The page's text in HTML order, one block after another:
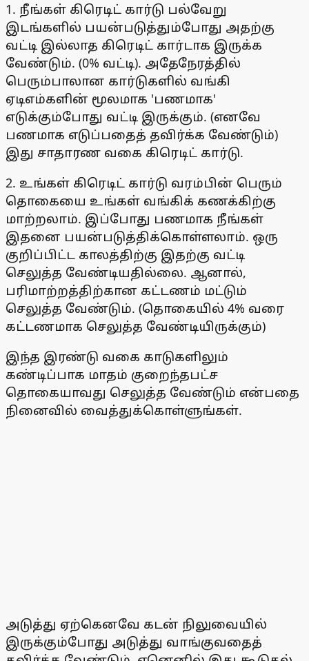
1. நீங்கள் கிரெடிட் கார்டு பல்வேறு
இடங்களில் பயன்படுத்தும்போது அதற்கு
வட்டி இல்லாத கிரெடிட் கார்டாக இருக்க
வேண்டும். (0% வட்டி). அதேநேரத்தில்
பெரும்பாலான கார்டுகளில் வங்கி
ஏடிஎம்களின் மூலமாக 'பணமாக'
எடுக்கும்போது வட்டி இருக்கும். (எனவே
பணமாக எடுப்பதைத் தவிர்க்க வேண்டும்)
இது சாதாரண வகை கிரெடிட் கார்டு.
2. உங்கள் கிரெடிட் கார்டு வரம்பின் பெரும்
தொகையை உங்கள் வங்கிக் கணக்கிற்கு
மாற்றலாம். இப்போது பணமாக நீங்கள்
இதனை பயன்படுத்திக்கொள்ளலாம். ஒரு
குறிப்பிட்ட காலத்திற்கு இதற்கு வட்டி
செலுத்த வேண்டியதில்லை. ஆனால்,
பரிமாற்றத்திற்கான கட்டணம் மட்டும்
செலுத்த வேண்டும். (தொகையில் 4% வரை
கட்டணமாக செலுத்த வேண்டியிருக்கும்)
இந்த இரண்டு வகை காடுகளிலும்
கண்டிப்பாக மாதம் குறைந்தபட்ச
தொகையாவது செலுத்த வேண்டும் என்பதை
நினைவில் வைத்துக்கொள்ளுங்கள்.
அடுத்து ஏற்கெனவே கடன் நிலுவையில்
இருக்கும்போது அடுத்து வாங்குவதைத்